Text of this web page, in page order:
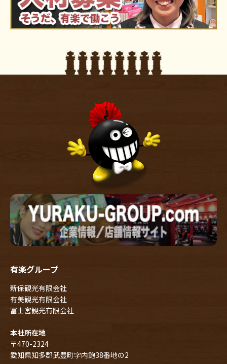
有楽グループ
新保観光有限会社
有美観光有限会社
冨士宮観光有限会社
本社所在地
〒470-2324
愛知県知多郡武豊町字内鉋38番地の2